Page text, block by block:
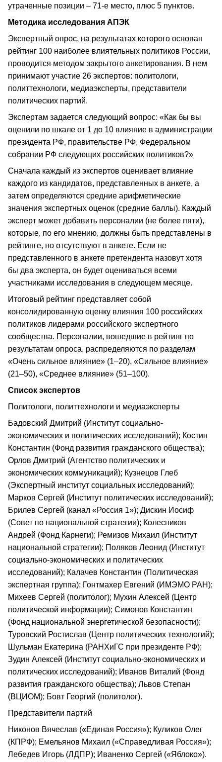
утраченные позиции – 71-е место, плюс 5 пунктов.
Методика исследования АПЭК
Экспертный опрос, на результатах которого основан
рейтинг 100 наиболее влиятельных политиков России,
проводится методом закрытого анкетирования. В нем
принимают участие 26 экспертов: политологи,
политтехнологи, медиаэксперты, представители
политических партий.
Экспертам задается следующий вопрос: «Как бы вы
оценили по шкале от 1 до 10 влияние в администрации
президента РФ, правительстве РФ, Федеральном
собрании РФ следующих российских политиков?»
Сначала каждый из экспертов оценивает влияние
каждого из кандидатов, представленных в анкете, а
затем определяются средние арифметические
значения экспертных оценок (средние баллы). Каждый
эксперт может добавить персоналии (не более пяти),
которые, по его мнению, должны быть представлены в
рейтинге, но отсутствуют в анкете. Если не
представленного в анкете претендента назовут хотя
бы два эксперта, он будет оцениваться всеми
участниками исследования в следующем месяце.
Итоговый рейтинг представляет собой
консолидированную оценку влияния 100 российских
политиков лидерами российского экспертного
сообщества. Персоналии, вошедшие в рейтинг по
результатам опроса, распределяются по разделам
«Очень сильное влияние» (1–20), «Сильное влияние»
(21–50), «Среднее влияние» (51–100).
Список экспертов
Политологи, политтехнологи и медиаэксперты
Бадовский Дмитрий (Институт социально-
экономических и политических исследований); Костин
Константин (Фонд развития гражданского общества);
Орлов Дмитрий (Агентство политических и
экономических коммуникаций); Кузнецов Глеб
(Экспертный институт социальных исследований);
Марков Сергей (Институт политических исследований);
Брилев Сергей (канал «Россия 1»); Дискин Иосиф
(Совет по национальной стратегии); Колесников
Андрей (Фонд Карнеги); Ремизов Михаил (Институт
национальной стратегии); Поляков Леонид (Институт
социально-экономических и политических
исследований); Калачев Константин (Политическая
экспертная группа); Гонтмахер Евгений (ИМЭМО РАН);
Михеев Сергей (политолог); Мухин Алексей (Центр
политической информации); Симонов Константин
(Фонд национальной энергетической безопасности);
Туровский Ростислав (Центр политических технологий);
Шульман Екатерина (РАНХиГС при президенте РФ);
Зудин Алексей (Институт социально-экономических и
политических исследований); Иванов Виталий (Фонд
развития гражданского общества); Львов Степан
(ВЦИОМ); Бовт Георгий (политолог).
Представители партий
Никонов Вячеслав («Единая Россия»); Куликов Олег
(КПРФ); Емельянов Михаил («Справедливая Россия»);
Лебедев Игорь (ЛДПР); Иваненко Сергей («Яблоко»).